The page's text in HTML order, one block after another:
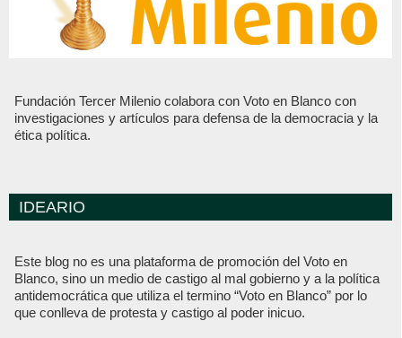
Fundación Tercer Milenio colabora con Voto en Blanco con
investigaciones y artículos para defensa de la democracia y la
ética política.
IDEARIO
Este blog no es una plataforma de promoción del Voto en
Blanco, sino un medio de castigo al mal gobierno y a la política
antidemocrática que utiliza el termino “Voto en Blanco” por lo
que conlleva de protesta y castigo al poder inicuo.